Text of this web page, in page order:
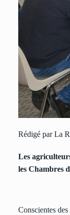
Rédigé par La
Les
les Chambres
Conscientes